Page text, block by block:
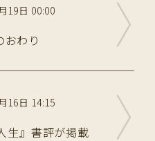
19日 00:00
わり
16日 14:15
生』書評が掲載